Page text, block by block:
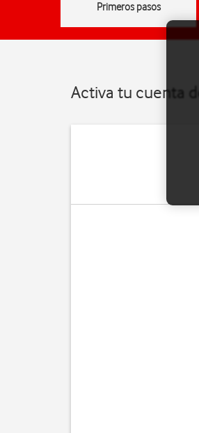
Primeros pasos
Activa tu cuenta